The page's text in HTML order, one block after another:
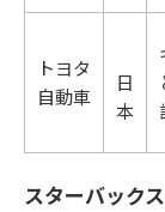
トヨタ
自動車
日
本
スターバック